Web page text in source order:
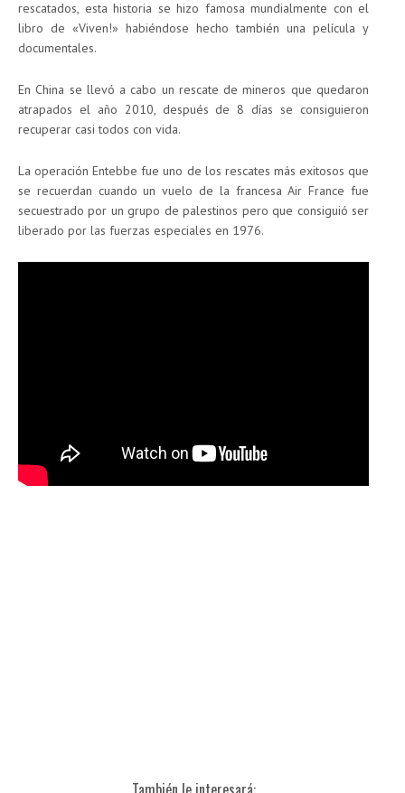
rescatados, esta historia se hizo famosa mundialmente con el
libro de «Viven!» habiéndose hecho también una película y
documentales.
En China se llevó a cabo un rescate de mineros que quedaron
atrapados el año 2010, después de 8 días se consiguieron
recuperar casi todos con vida.
La operación Entebbe fue uno de los rescates más exitosos que
se recuerdan cuando un vuelo de la francesa Air France fue
secuestrado por un grupo de palestinos pero que consiguió ser
liberado por las fuerzas especiales en 1976.